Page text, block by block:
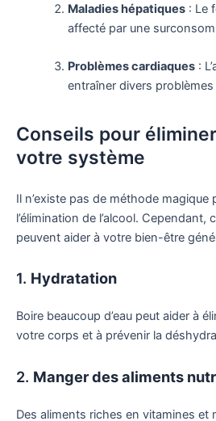
Maladies hépatiques: Le
affecté par une
Problèmes cardiaques:
entraîner divers
Conseils pour
votre système
Il n’existe pas de méthode magique
l’élimination de l’alcool. Cependant,
peuvent aider à votre bien-être
1. Hydratation
Boire beaucoup d’eau peut aider à
votre corps et à prévenir la
2. Manger des aliments
Des aliments riches en vitamines et